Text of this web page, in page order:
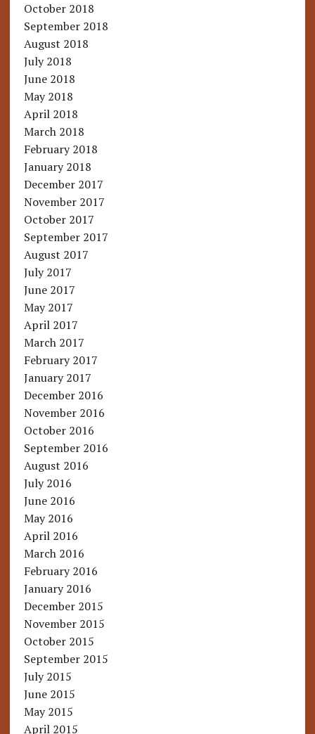
October 2018
September 2018
August 2018
July 2018
June 2018
May 2018
April 2018
March 2018
February 2018
January 2018
December 2017
November 2017
October 2017
September 2017
August 2017
July 2017
June 2017
May 2017
April 2017
March 2017
February 2017
January 2017
December 2016
November 2016
October 2016
September 2016
August 2016
July 2016
June 2016
May 2016
April 2016
March 2016
February 2016
January 2016
December 2015
November 2015
October 2015
September 2015
July 2015
June 2015
May 2015
April 2015